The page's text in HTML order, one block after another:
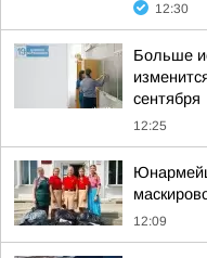
12:30
Больше
сентября
12:25
12:09